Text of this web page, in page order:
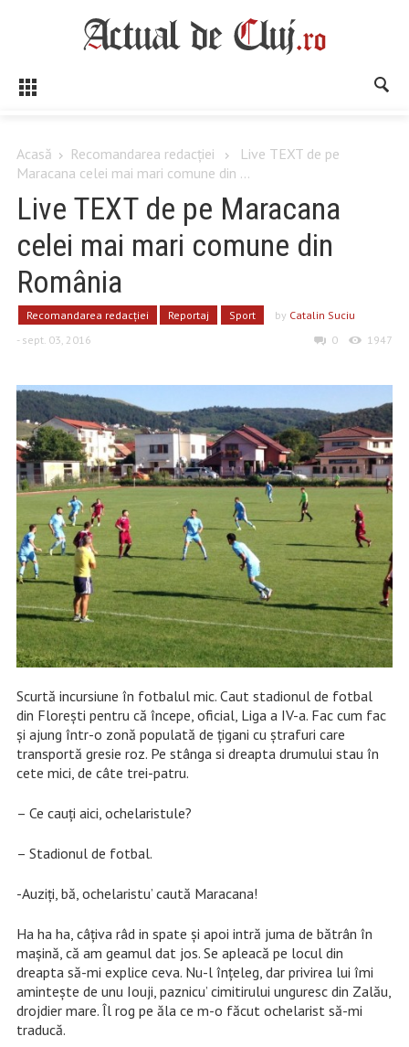
Acasă Recomandarea redacției
Live TEXT de pe
Maracana celei mai mari comune din ...
Live TEXT de pe Maracana
celei mai mari comune din
România
Recomandarea redacției Reportaj Sport by Catalin Suciu
- sept. 03, 2016
0 1947
Scurtă incursiune în fotbalul mic. Caut stadionul de fotbal
din Florești pentru că începe, oficial, Liga a IV-a. Fac cum fac
și ajung într-o zonă populată de țigani cu ștrafuri care
transportă gresie roz. Pe stânga si dreapta drumului stau în
cete mici, de câte trei-patru.
– Ce cauți aici, ochelaristule?
– Stadionul de fotbal.
-Auziți, bă, ochelaristu’ caută Maracana!
Ha ha ha, câțiva râd in spate și apoi intră juma de bătrân în
mașină, că am geamul dat jos. Se apleacă pe locul din
dreapta să-mi explice ceva. Nu-l înțeleg, dar privirea lui îmi
amintește de unu Iouji, paznicu’ cimitirului unguresc din Zalău,
drojdier mare. Îl rog pe ăla ce m-o făcut ochelarist să-mi
traducă.